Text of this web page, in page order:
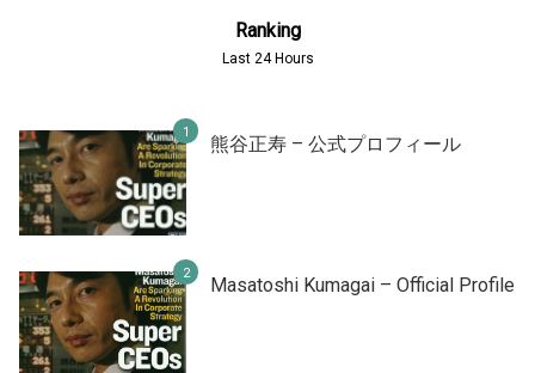
Ranking
Last 24 Hours
熊谷正寿 – 公式プロフィール
Masatoshi Kumagai – Official Profile